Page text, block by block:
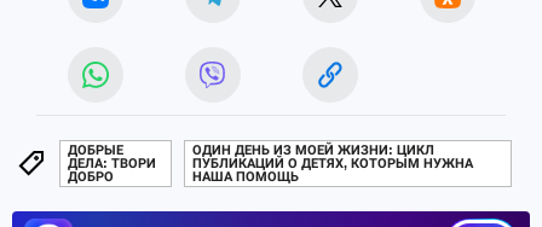
ДОБРЫЕ
ДЕЛА: ТВОРИ
ДОБРО
ОДИН ДЕНЬ ИЗ МОЕЙ ЖИЗНИ: ЦИКЛ
ПУБЛИКАЦИЙ О ДЕТЯХ, КОТОРЫМ НУЖНА
НАША ПОМОЩЬ